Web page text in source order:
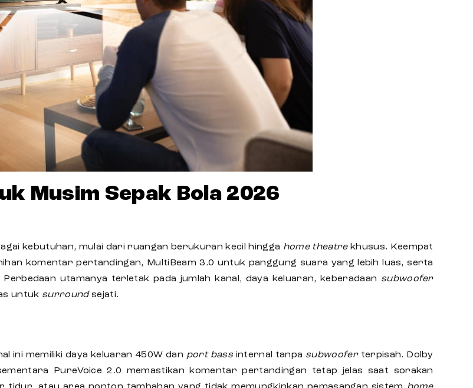
Musim Sepak Bola 2026
kebutuhan, mulai dari ruangan berukuran kecil hingga home theatrekhusus. Keempat
komentar pertandingan, MultiBeam 3.0 untuk panggung suara yang lebih luas, serta
utamanya terletak pada jumlah kanal, daya keluaran, keberadaan subwoofer
untuk surroundsejati.
ini memiliki daya keluaran 450W dan port bassinternal tanpa subwooferterpisah. Dolby
PureVoice 2.0 memastikan komentar pertandingan tetap jelas saat sorakan